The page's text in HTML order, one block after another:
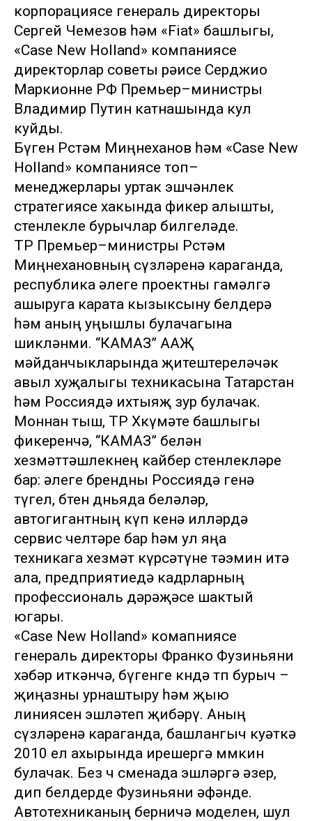
корпорациясе генераль директоры
Сергей Чемезов һәм «Fiat» башлыгы,
«Case New Holland» компаниясе
директорлар советы рәисе Серджио
Маркионне РФ Премьер–министры
Владимир Путин катнашында кул
куйды.
Бүген Рөстәм Миңнеханов һәм «Case New
Holland» компаниясе топ–
менеджерлары уртак эшчәнлек
стратегиясе хакында фикер алышты,
өстенлекле бурычлар билгеләде.
ТР Премьер–министры Рөстәм
Миңнехановның сүзләренә караганда,
республика әлеге проектны гамәлгә
ашыруга карата кызыксыну белдерә
һәм аның уңышлы булачагына
шикләнми. “КАМАЗ” ААҖ
мәйданчыкларында җитештереләчәк
авыл хуҗалыгы техникасына Татарстан
һәм Россиядә ихтыяҗ зур булачак.
Моннан тыш, ТР Хөкүмәте башлыгы
фикеренчә, “КАМАЗ” белән
хезмәттәшлекнең кайбер өстенлекләре
бар: әлеге брендны Россиядә генә
түгел, бөтен дөньяда беләләр,
автогигантның күп кенә илләрдә
сервис челтәре бар һәм ул яңа
техникага хезмәт күрсәтүне тәэмин итә
ала, предприятиедә кадрларның
профессиональ дәрәҗәсе шактый
югары.
«Case New Holland» комапниясе
генераль директоры Франко Фузиньяни
хәбәр иткәнчә, бүгенге көндә төп бурыч –
җиңазны урнаштыру һәм җыю
линиясен эшләтеп җибәрү. Аның
сүзләренә караганда, башлангыч куәткә
2010 ел ахырында ирешергә мөмкин
булачак. Без өч сменада эшләргә әзер,
дип белдерде Фузиньяни әфәнде.
Автотехниканың берничә моделен, шул